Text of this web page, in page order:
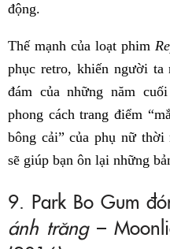
động.
Thế mạnh của loạt phim
phục retro, khiến người
đám của những năm
phong cách trang điểm
bông cải” của phụ nữ thời
sẽ giúp bạn ôn lại những
9. Park Bo Gum
ánh trăng–